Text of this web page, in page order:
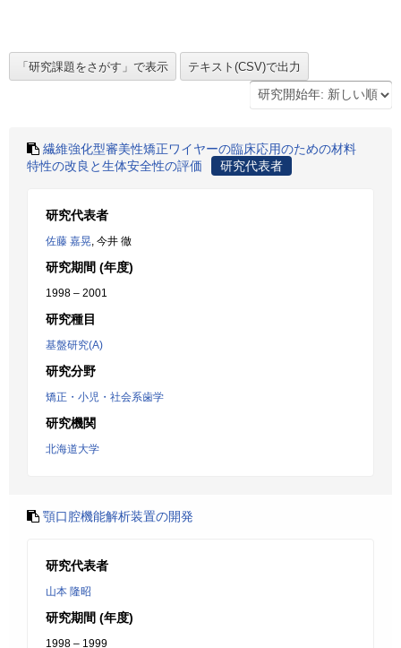
繊維強化型審美性矯正ワイヤーの臨床応用のための材料
特性の改良と生体安全性の評価
研究代表者
研究代表者
佐藤 嘉晃, 今井 徹
研究期間 (年度)
1998 – 2001
研究種目
基盤研究(A)
研究分野
矯正・小児・社会系歯学
研究機関
北海道大学
顎口腔機能解析装置の開発
研究代表者
山本 隆昭
研究期間 (年度)
1998 – 1999